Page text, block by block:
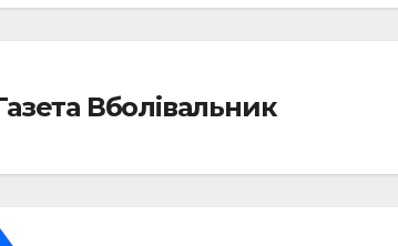
Вболівальник